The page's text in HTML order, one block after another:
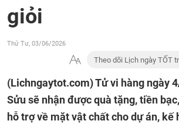
giỏi
Thứ Tư, 03/06/2026
Theo dõi Lịch ngày TỐT
(Lichngaytot.com)Tử vi hàng ngày
Sửu sẽ nhận được quà tặng, tiền
hỗ trợ về mặt vật chất cho dự án, kế